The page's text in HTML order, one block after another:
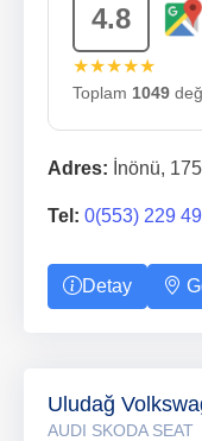
4.8
★★★★★
Toplam 1049
Adres: İnönü,
Tel: 0(553) 229
Detay
Uludağ
AUDI SKODA SEAT